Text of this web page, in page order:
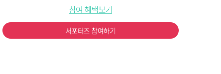
참여 혜택보기
서포터즈 참여하기